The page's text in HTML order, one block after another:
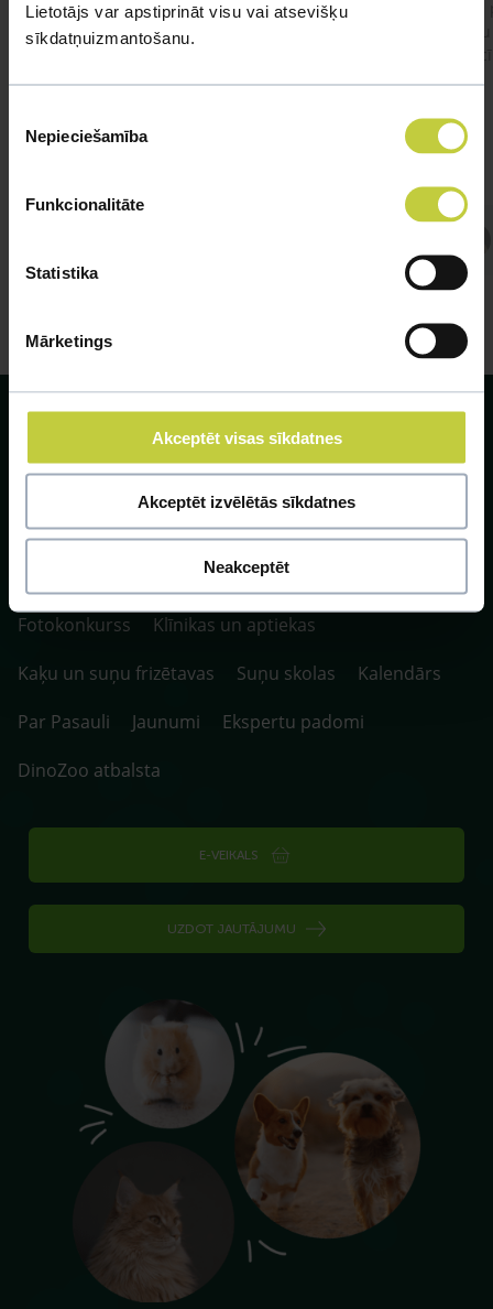
Lietotājs var apstiprināt visu vai atsevišķu
sīkdatņuizmantošanu.
izvēle
Nepieciešamība
Funkcionalitāte
Statistika
Mārketings
Akceptēt visas sīkdatnes
Akceptēt izvēlētās sīkdatnes
Neakceptēt
#kakis #apedis #plevi
SIA ZOO Centrs, LV40003622166,
Vienības gatve 109, Rīga, Latvija, LV-1058.
P. 10:00-20:00 / S.SV. 10:00-16:00
Fotokonkurss
Klīnikas un aptiekas
Kaķu un suņu frizētavas
Suņu skolas
Kalendārs
Par Pasauli
Jaunumi
Ekspertu padomi
DinoZoo atbalsta
E-VEIKALS
UZDOT JAUTĀJUMU